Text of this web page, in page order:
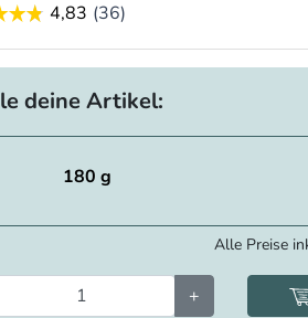
deine Artikel:
180 g
Alle Preise
+